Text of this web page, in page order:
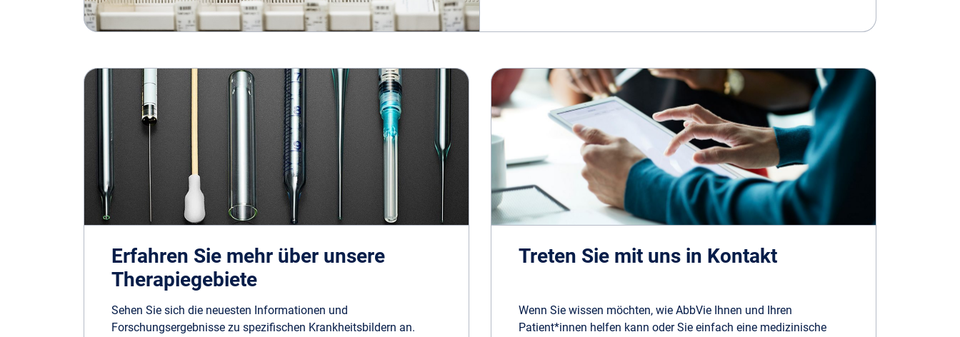
Erfahren Sie mehr über unsere
Therapiegebiete
Sehen Sie sich die neuesten Informationen und
Forschungsergebnisse zu spezifischen Krankheitsbildern an.
Treten Sie mit uns in Kontakt
Wenn Sie wissen möchten, wie AbbVie Ihnen und Ihren
Patient*innen helfen kann oder Sie einfach eine medizinische